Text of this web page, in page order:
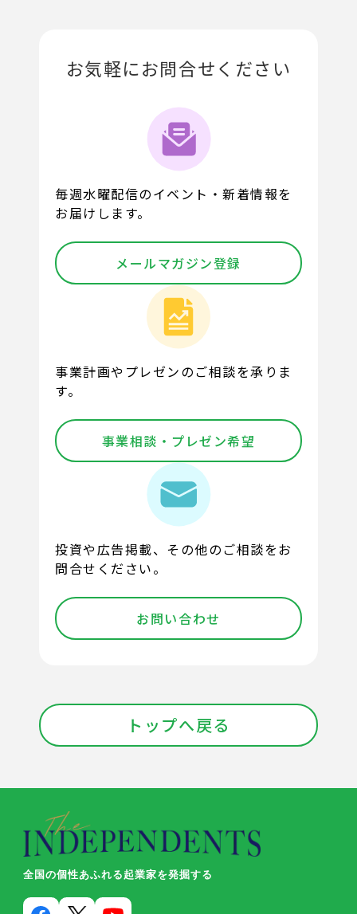
お気軽にお問合せください
毎週水曜配信のイベント・新着情報を
お届けします。
メールマガジン登録
事業計画やプレゼンのご相談を承りま
す。
事業相談・プレゼン希望
投資や広告掲載、その他のご相談をお
問合せください。
お問い合わせ
トップへ戻る
全国の個性あふれる起業家を発掘する